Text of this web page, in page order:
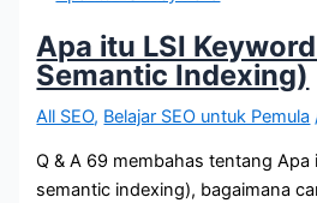
Apa itu LSI
Semantic Indexing)
All SEO, Belajar SEO untuk Pemula
Q & A 69 membahas tentang Apa
semantic indexing), bagaimana